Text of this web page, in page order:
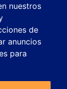
nuestros
de
anuncios
para